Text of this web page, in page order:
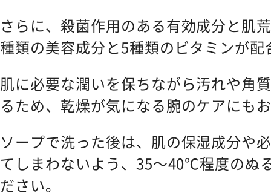
さらに、殺菌作用のある有効成分と肌
種類の美容成分と5種類のビタミンが
肌に必要な潤いを保ちながら汚れや角
るため、乾燥が気になる腕のケアにも
ソープで洗った後は、肌の保湿成分や
てしまわないよう、35～40℃程度のぬ
ださい。